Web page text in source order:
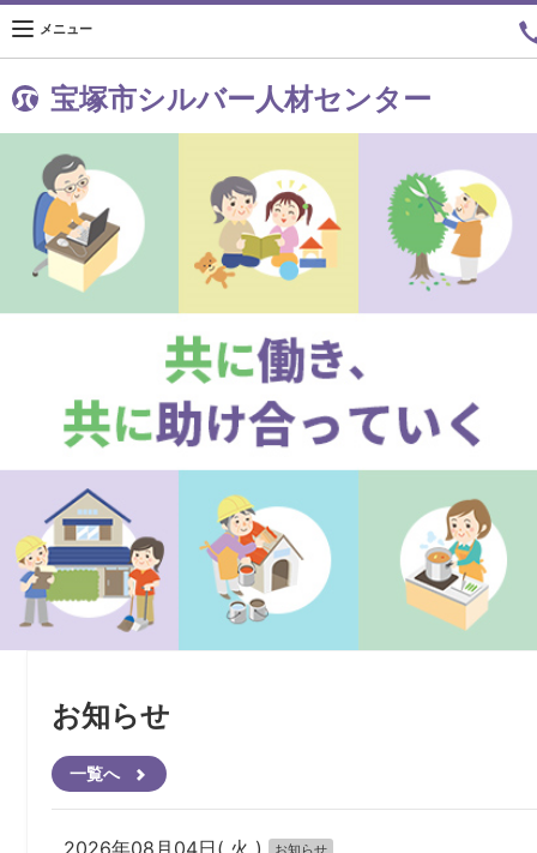
宝塚市シルバー人材センター
メニュー
お知らせ
一覧へ
2026年08月04日( 火 ) お知らせ